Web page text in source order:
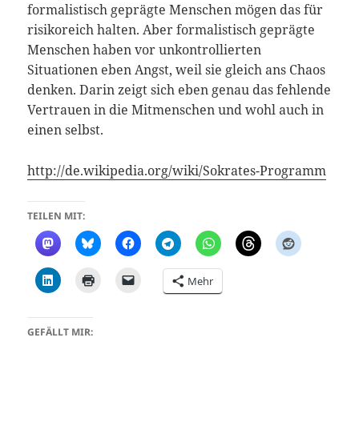
formalistisch geprägte Menschen mögen das für
risikoreich halten. Aber formalistisch geprägte
Menschen haben vor unkontrollierten
Situationen eben Angst, weil sie gleich ans Chaos
denken. Darin zeigt sich eben genau das fehlende
Vertrauen in die Mitmenschen und wohl auch in
einen selbst.
http://de.wikipedia.org/wiki/Sokrates-Programm
TEILEN MIT:
Mehr
GEFÄLLT MIR: